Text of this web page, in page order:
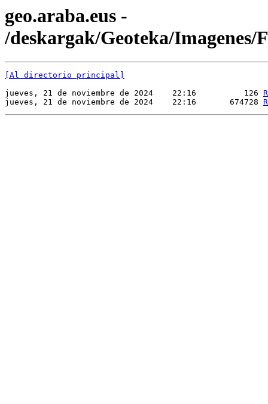
geo.araba.eus -
/deskargak/Geoteka/Imagenes/
[Al directorio principal]
jueves, 21 de noviembre de 2024    22:16          126
jueves, 21 de noviembre de 2024    22:16       674728